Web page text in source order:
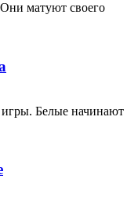
матуют своего
Белые начинают